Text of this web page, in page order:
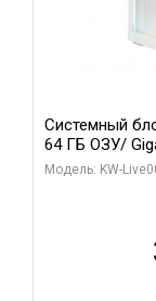
Системный
64 ГБ ОЗУ/
16GB GDDR7
Модель: KW-